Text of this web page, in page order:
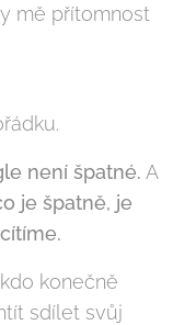
mě přítomnost
není špatné. A
je špatně, je
konečně
sdílet svůj